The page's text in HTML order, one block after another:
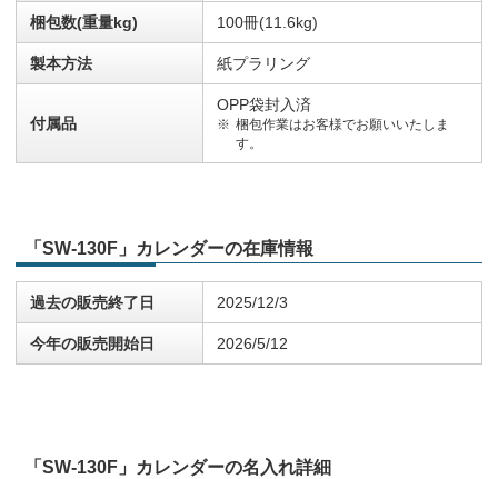
梱包数(重量kg) 100冊(11.6kg)
製本方法 紙プラリング
付属品
OPP袋封入済
梱包作業はお客様でお願いいたしま
す。
「SW-130F」カレンダーの在庫情報
過去の販売終了日 2025/12/3
今年の販売開始日 2026/5/12
「SW-130F」カレンダーの名入れ詳細